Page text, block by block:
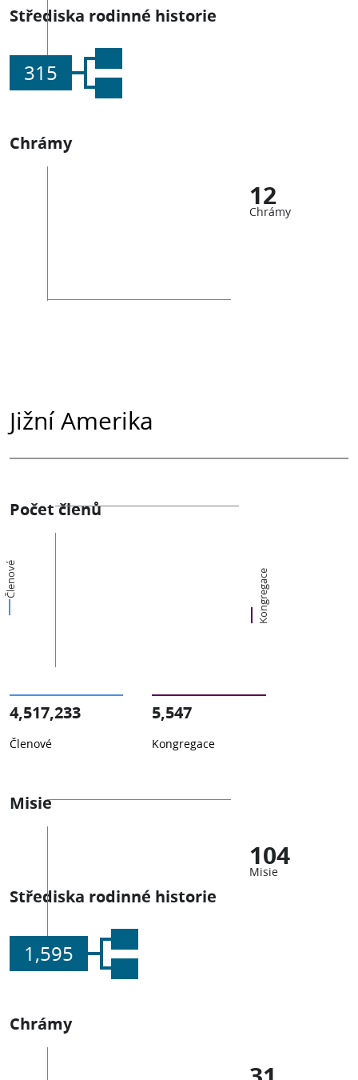
Střediska rodinné historie
315
Chrámy
12
Chrámy
Jižní Amerika
Počet členů
Členové Kongregace
4,517,233
Členové
5,547
Kongregace
Misie
104
Misie
Střediska rodinné historie
1,595
Chrámy